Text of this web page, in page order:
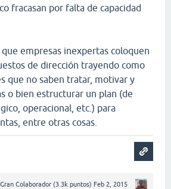
fracasan por falta de capacidad
empresas inexpertas coloquen
de dirección trayendo como
que no saben tratar, motivar y
o bien estructurar un plan (de
operacional, etc.) para
entre otras cosas.
Gran Colaborador (3.3k puntos) Feb 2, 2015